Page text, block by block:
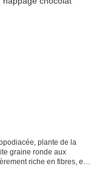
plante de la
graine ronde aux
riche en fibres, en